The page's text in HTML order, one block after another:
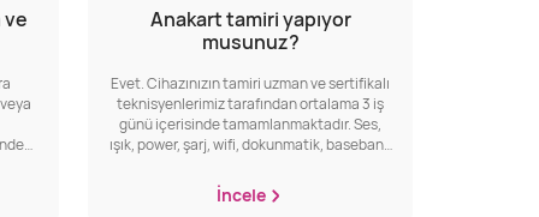
ve
6
Anakart tamiri yapıyor
musunuz?
Evet. Cihazınızın tamiri uzman ve sertifikalı
teknisyenlerimiz tarafından ortalama 3 iş
günü içerisinde tamamlanmaktadır. Ses,
ışık, power, şarj, wifi, dokunmatik, baseband
cihazınızın tamiri ön inceleme ve
bilgilendirme sonrası merkez servisimizde
İncele